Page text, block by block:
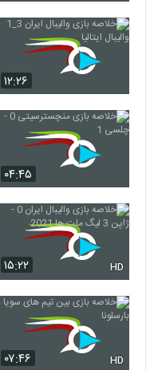
۱۲:۲۶
۰۴:۴۵
۱۵:۲۲ HD
۰۷:۴۶ HD